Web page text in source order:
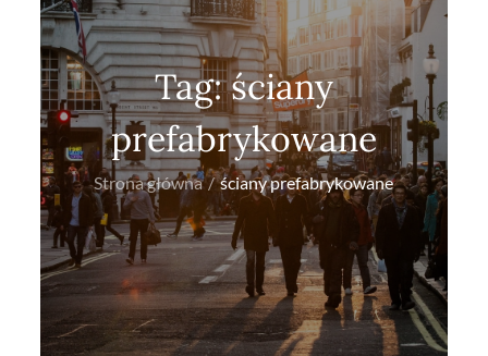
Tag:ściany
prefabrykowane
Strona główna ściany prefabrykowane